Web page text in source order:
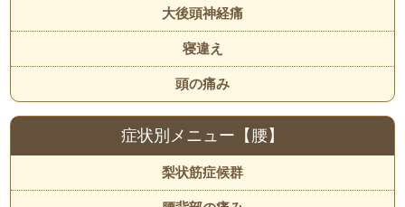
大後頭神経痛
寝違え
頭の痛み
症状別メニュー【腰】
梨状筋症候群